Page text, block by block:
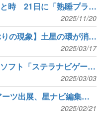
星空のもとで癒しのひと時 21日に「熟睡プラ寝たリウム」YouTube生配信
2025/11/20
公式ブログ：【16年ぶりの現象】土星の環が消える！【ステラナビゲータで再現】
2025/03/17
天文シミュレーションソフト「ステラナビゲータ12」12.0hアップデータ公開 オーロラシミュレーションの追加と一部不具合の修正
2025/03/03
CP+2025にアストロアーツ出展、星ナビ編集部の講演も2本
2025/02/21